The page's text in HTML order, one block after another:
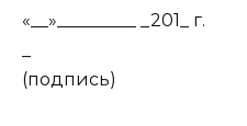
«__»_________
(подпись)